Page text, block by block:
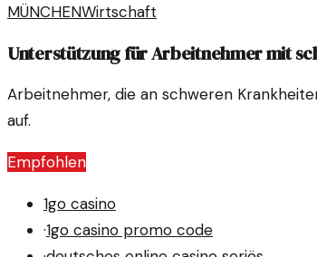
MÜNCHENWirtschaft
Unterstützung für Arbeitnehmer mit
Arbeitnehmer, die an schweren
auf.
Empfohlen
1go casino
·1go casino promo code